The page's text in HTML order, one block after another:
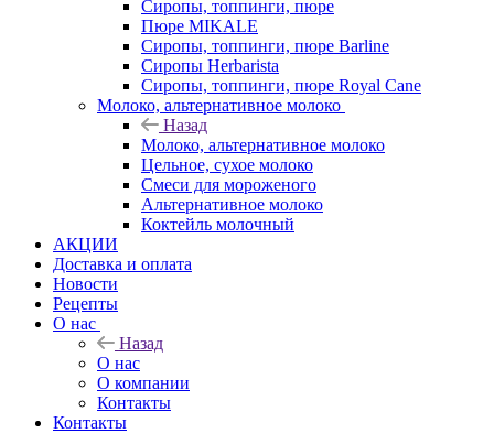
Сиропы, топпинги, пюре
Пюре MIKALE
Сиропы, топпинги, пюре Barline
Сиропы Herbarista
Сиропы, топпинги, пюре Royal Cane
Молоко, альтернативное молоко
Назад
Молоко, альтернативное молоко
Цельное, сухое молоко
Смеси для мороженого
Альтернативное молоко
Коктейль молочный
АКЦИИ
Доставка и оплата
Новости
Рецепты
О нас
Назад
О нас
О компании
Контакты
Контакты